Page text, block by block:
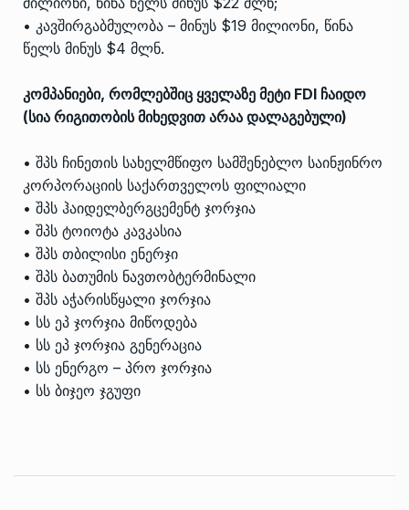
• კავშირგაბმულობა – მინუს $19 მილიონი, წინა
წელს მინუს $4 მლნ.
კომპანიები, რომლებშიც ყველაზე მეტი FDI ჩაიდო
(სია რიგითობის მიხედვით არაა დალაგებული)
• შპს ჩინეთის სახელმწიფო სამშენებლო საინჟინრო
კორპორაციის საქართველოს ფილიალი
• შპს ჰაიდელბერგცემენტ ჯორჯია
• შპს ტოიოტა კავკასია
• შპს თბილისი ენერჯი
• შპს ბათუმის ნავთობტერმინალი
• შპს აჭარისწყალი ჯორჯია
• სს ეპ ჯორჯია მიწოდება
• სს ეპ ჯორჯია გენერაცია
• სს ენერგო – პრო ჯორჯია
• სს ბიჯეო ჯგუფი